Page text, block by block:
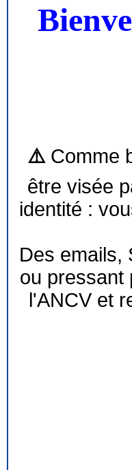
⚠️ Comme
être visée
identité :
Des emails,
ou pressant
l'ANCV et